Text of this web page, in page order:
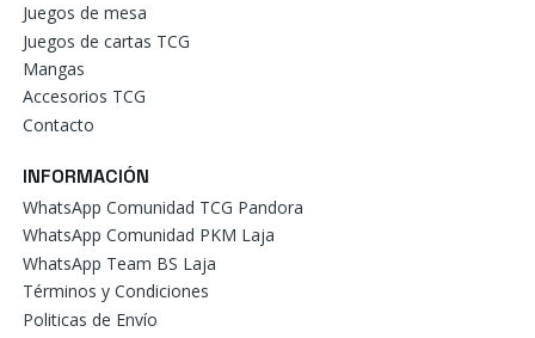
Juegos de mesa
Juegos de cartas TCG
Mangas
Accesorios TCG
Contacto
INFORMACIÓN
WhatsApp Comunidad TCG Pandora
WhatsApp Comunidad PKM Laja
WhatsApp Team BS Laja
Términos y Condiciones
Politicas de Envío